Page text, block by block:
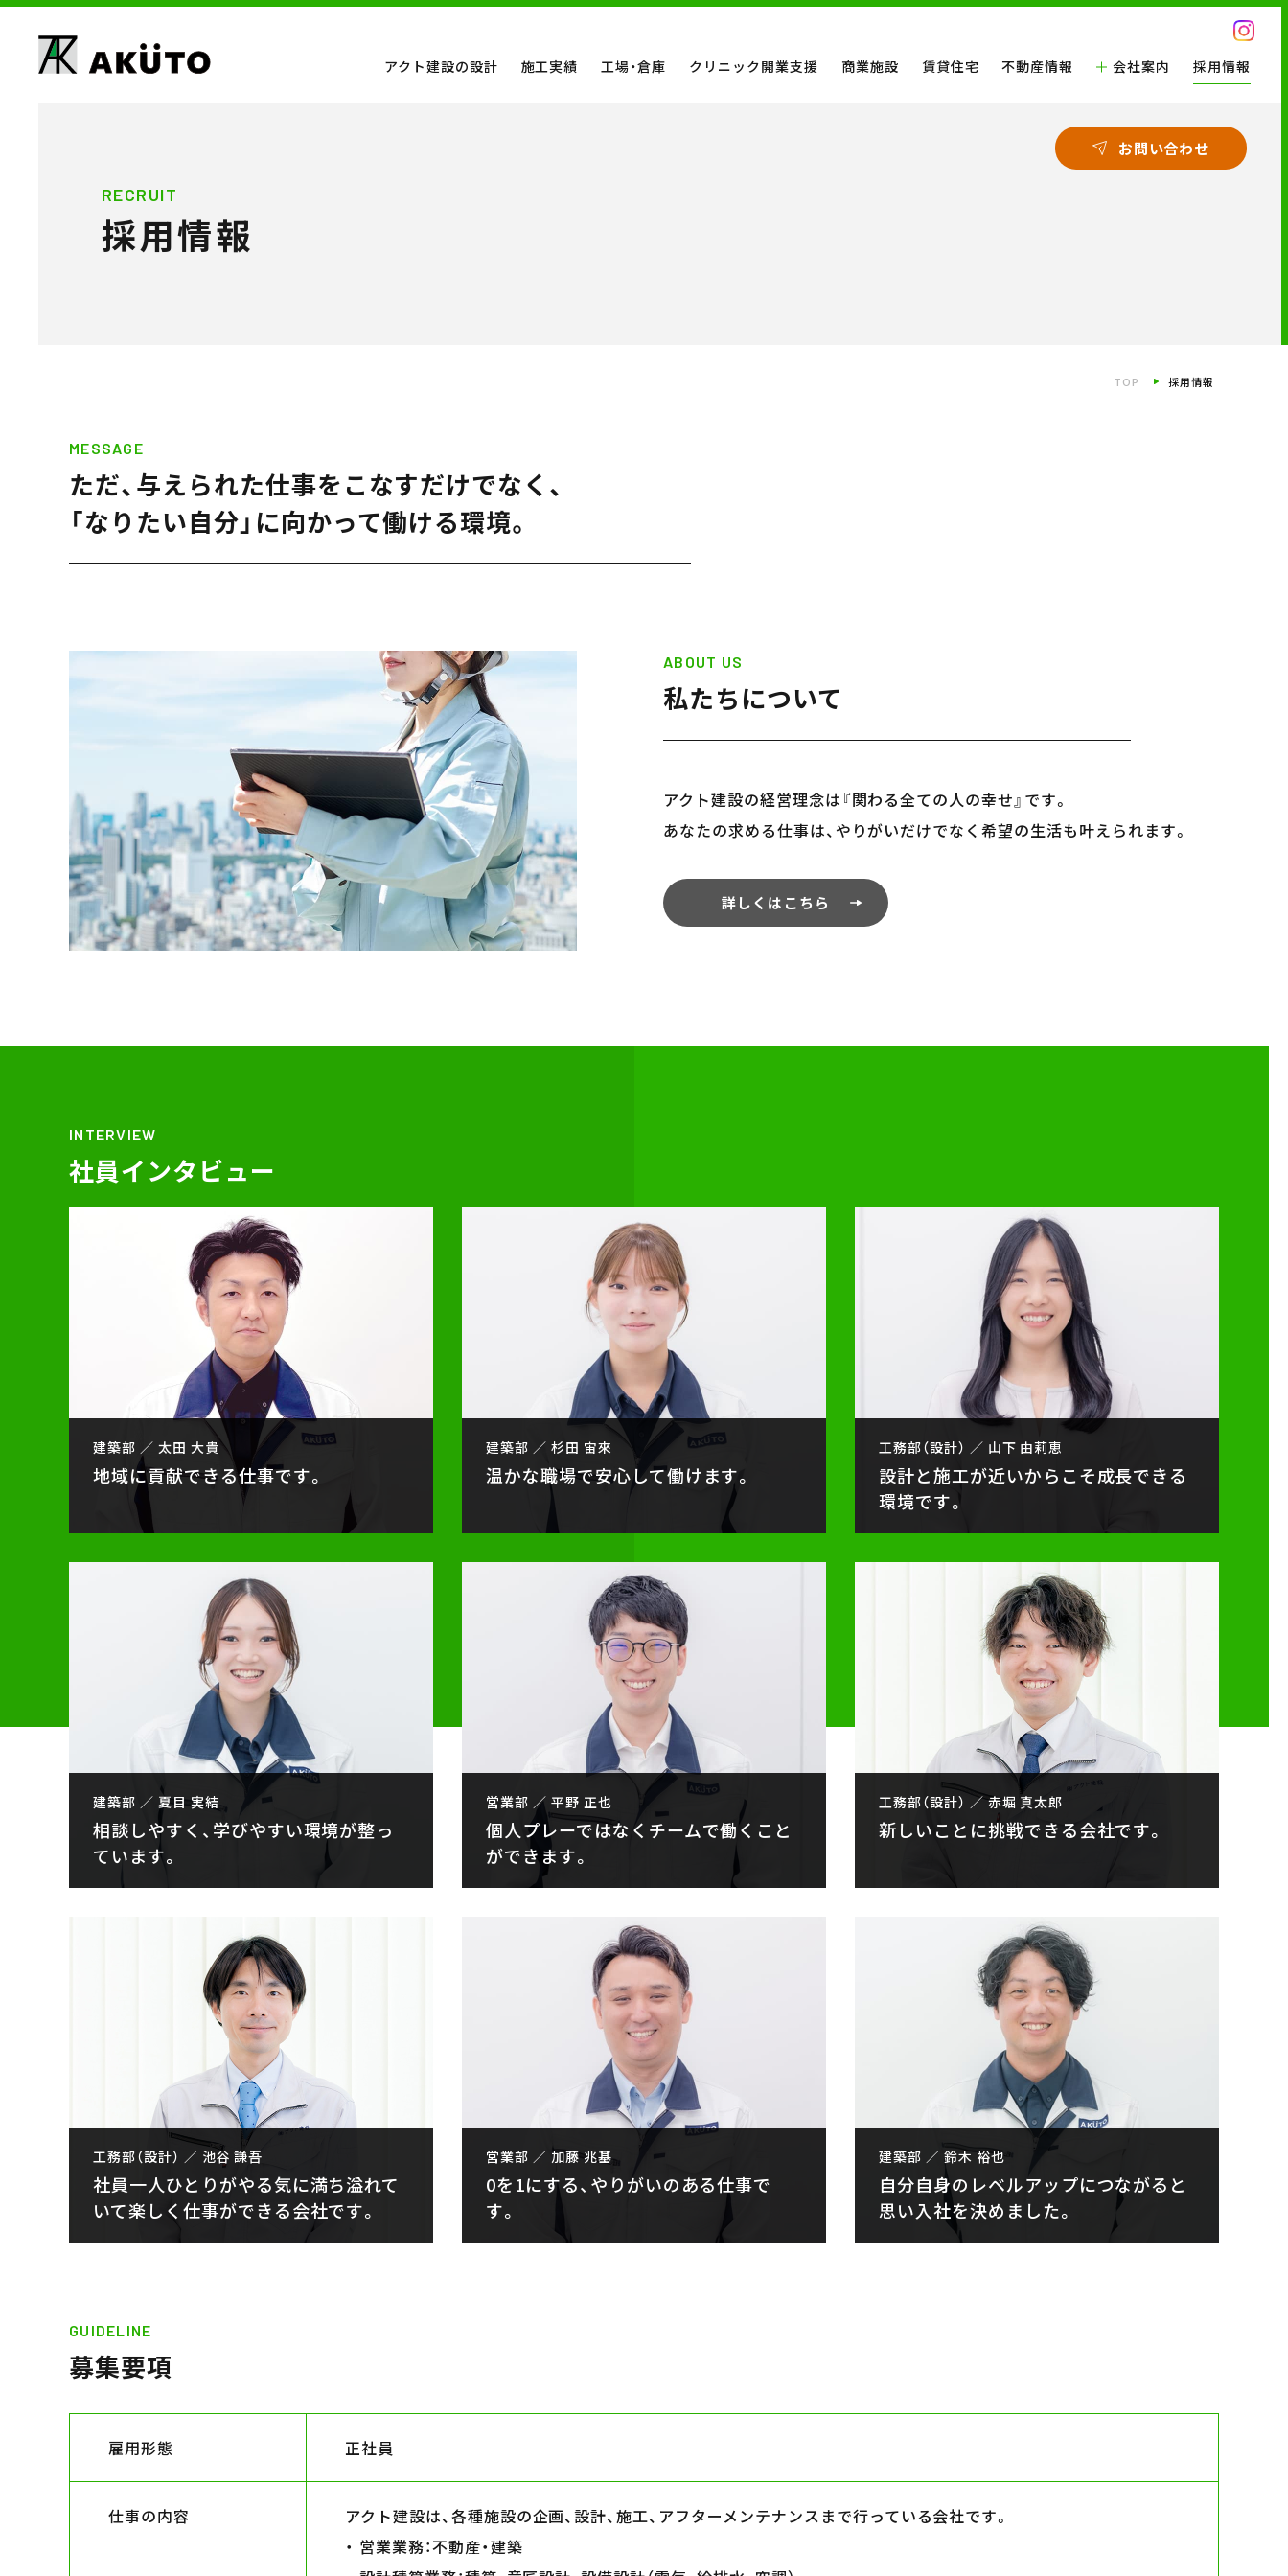
お問い合わせ
アクト建設の設計 施工実績 工場・倉庫 クリニック開業支援 商業施設 賃貸住宅 不動産情報 会社案内 採用情報
RECRUIT
採用情報
TOP 採用情報
MESSAGE
ただ、与えられた仕事をこなすだけでなく、
「なりたい自分」に向かって働ける環境。
ABOUT US
私たちについて
アクト建設の経営理念は『関わる全ての人の幸せ』です。
あなたの求める仕事は、やりがいだけでなく希望の生活も叶えられます。
詳しくはこちら
INTERVIEW
社員インタビュー
建築部 ／ 太田 大貴
地域に貢献できる仕事です。
建築部 ／ 杉田 宙來
温かな職場で安心して働けます。
工務部（設計） ／ 山下 由莉恵
設計と施工が近いからこそ成長できる
環境です。
建築部 ／ 夏目 実結
相談しやすく、学びやすい環境が整っ
ています。
営業部 ／ 平野 正也
個人プレーではなくチームで働くこと
ができます。
工務部（設計） ／ 赤堀 真太郎
新しいことに挑戦できる会社です。
工務部（設計） ／ 池谷 謙吾
社員一人ひとりがやる気に満ち溢れて
いて楽しく仕事ができる会社です。
営業部 ／ 加藤 兆基
0を1にする、やりがいのある仕事で
す。
建築部 ／ 鈴木 裕也
自分自身のレベルアップにつながると
思い入社を決めました。
GUIDELINE
募集要項
雇用形態 正社員
仕事の内容
アクト建設は、各種施設の企画、設計、施工、アフターメンテナンスまで行っている会社です。
・ 営業業務：不動産・建築